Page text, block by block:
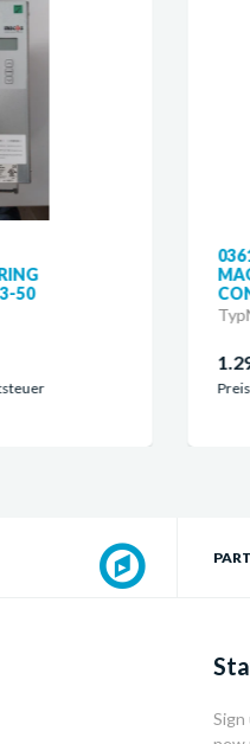
MAGNETIC BEARING
CONTROL. MBE3-50
Preis zzgl. Mehrwertsteuer